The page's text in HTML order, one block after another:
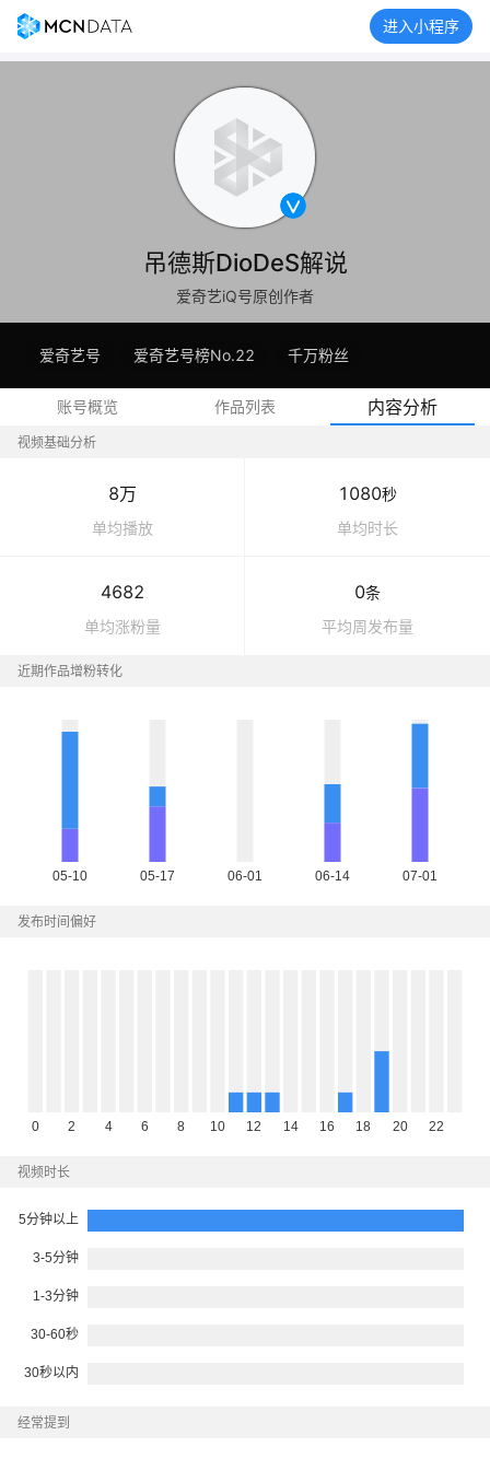
进入小程序
吊德斯DioDeS解说
爱奇艺iQ号原创作者
爱奇艺号 爱奇艺号榜No.22 千万粉丝
账号概览 作品列表 内容分析
视频基础分析
8万
单均播放
1080秒
单均时长
4682
单均涨粉量
0条
平均周发布量
近期作品增粉转化
发布时间偏好
视频时长
经常提到